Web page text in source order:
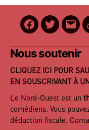
Facebook
Twitter
E-
mail
Nous soutenir
CLIQUEZ ICI POUR
EN SOUSCRIVANT À
Le Nord-Ouest est un
comédiens. Vous
déduction fiscale.